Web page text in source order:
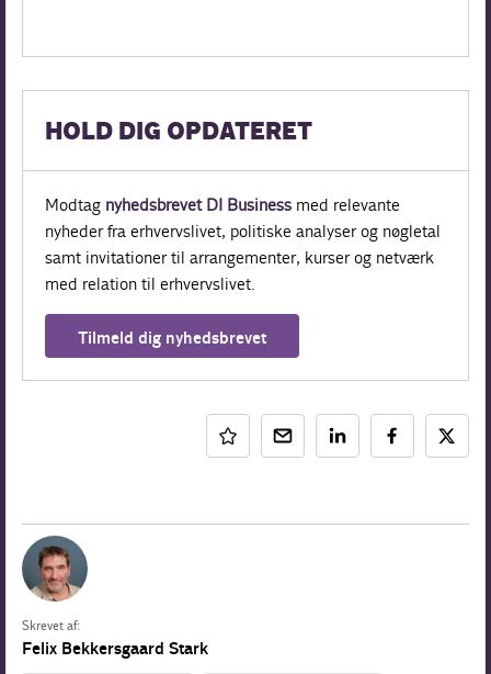
HOLD DIG OPDATERET
Modtag nyhedsbrevet DI Business med relevante
nyheder fra erhvervslivet, politiske analyser og nøgletal
samt invitationer til arrangementer, kurser og netværk
med relation til erhvervslivet.
Tilmeld dig nyhedsbrevet
Skrevet af:
Felix Bekkersgaard Stark